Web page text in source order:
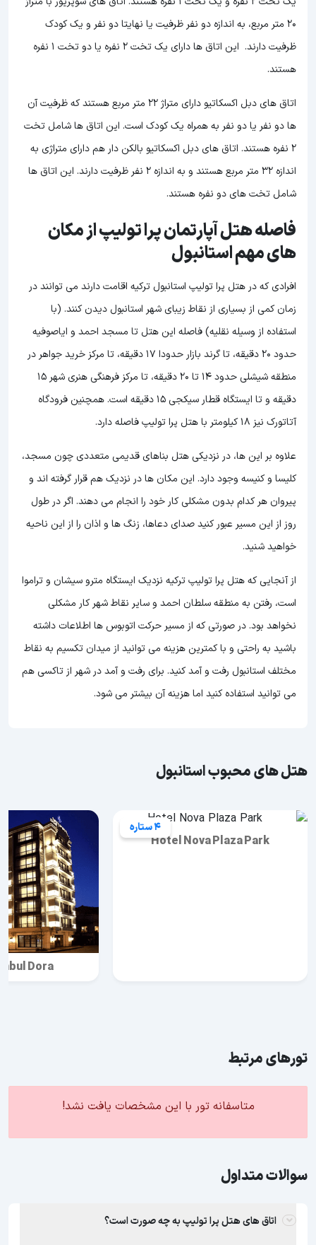
20 متر مربع، به اندازه دو نفر ظرفیت یا نهایتا دو نفر و یک کودک
ظرفیت دارند. این اتاق ها دارای یک تخت 2 نفره یا دو تخت 1 نفره
هستند.
اتاق های دبل اکسکاتیو دارای متراژ 22 متر مربع هستند که ظرفیت آن
ها دو نفر یا دو نفر به همراه یک کودک است. این اتاق ها شامل تخت
2 نفره هستند. اتاق های دبل اکسکاتیو بالکن دار هم دارای متراژی به
اندازه 32 متر مربع هستند و به اندازه 2 نفر ظرفیت دارند. این اتاق ها
شامل تخت های دو نفره هستند.
فاصله هتل آپارتمان پرا تولیپ از مکان
های مهم استانبول
افرادی که در هتل پرا تولیپ استانبول ترکیه اقامت دارند می توانند در
زمان کمی از بسیاری از نقاط زیبای شهر استانبول دیدن کنند. (با
استفاده از وسیله نقلیه) فاصله این هتل تا مسجد احمد و ایاصوفیه
حدود 20 دقیقه، تا گرند بازار حدودا 17 دقیقه، تا مرکز خرید جواهر در
منطقه شیشلی حدود 14 تا 20 دقیقه، تا مرکز فرهنگی هنری شهر 15
دقیقه و تا ایستگاه قطار سیکجی 15 دقیقه است. همچنین فرودگاه
آتاتورک نیز 18 کیلومتر با هتل پرا تولیپ فاصله دارد.
علاوه بر این ها، در نزدیکی هتل بناهای قدیمی متعددی چون مسجد،
کلیسا و کنیسه وجود دارد. این مکان ها در نزدیک هم قرار گرفته اند و
پیروان هر کدام بدون مشکلی کار خود را انجام می دهند. اگر در طول
روز از این مسیر عبور کنید صدای دعاها، زنگ ها و اذان را از این ناحیه
خواهید شنید.
از آنجایی که هتل پرا تولیپ ترکیه نزدیک ایستگاه مترو سیشان و تراموا
است، رفتن به منطقه سلطان احمد و سایر نقاط شهر کار مشکلی
نخواهد بود. در صورتی که از مسیر حرکت اتوبوس ها اطلاعات داشته
باشید به راحتی و با کمترین هزینه می توانید از میدان تکسیم به نقاط
مختلف استانبول رفت و آمد کنید. برای رفت و آمد در شهر از تاکسی هم
می توانید استفاده کنید اما هزینه آن بیشتر می شود.
هتل های محبوب استانبول
4 ستاره
Hotel Nova Plaza Park
Dora
تورهای مرتبط
متاسفانه تور با این مشخصات یافت نشد!
سوالات متداول
اتاق های هتل پرا تولیپ به چه صورت است؟